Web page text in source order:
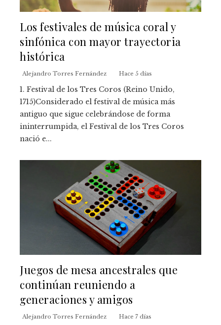
Los festivales de música coral y
sinfónica con mayor trayectoria
histórica
Alejandro Torres Fernández Hace 5 días
1. Festival de los Tres Coros (Reino Unido,
1715)Considerado el festival de música más
antiguo que sigue celebrándose de forma
ininterrumpida, el Festival de los Tres Coros
nació e...
Juegos de mesa ancestrales que
continúan reuniendo a
generaciones y amigos
Alejandro Torres Fernández Hace 7 días